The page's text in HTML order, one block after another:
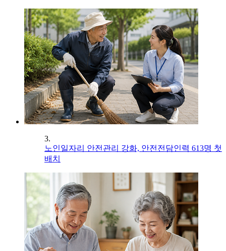
3.
노인일자리 안전관리 강화, 안전전담인력 613명 첫
배치